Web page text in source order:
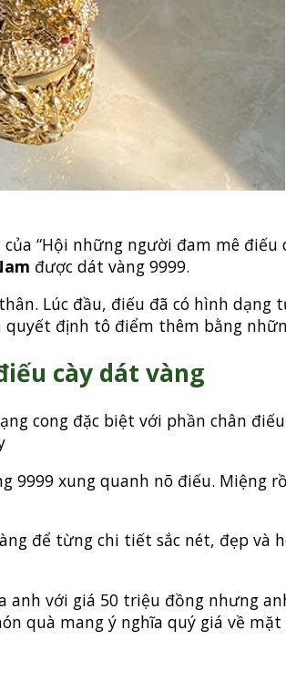
“Hội những người đam mê điếu
được dát vàng 9999.
Lúc đầu, điếu đã có hình dạng
quyết định tô điểm thêm bằng
cày dát vàng
cong đặc biệt với phần chân
9999 xung quanh nõ điếu. Miệng
để từng chi tiết sắc nét, đẹp và
với giá 50 triệu đồng nhưng
quà mang ý nghĩa quý giá về